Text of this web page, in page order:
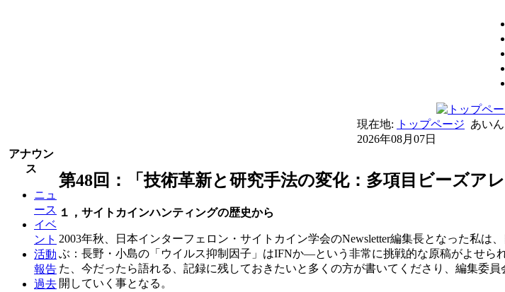
現在地: トップページ あい
2026年08月07日
アナウン
ス
ニュ
ース
イベ
ント
活動
報告
過去
第48回：「技術革新と研究手法の変化：多項目ビーズア
１，サイトカインハンティングの歴史から
2003年秋、日本インターフェロン・サイトカイン学会のNewsletter編集長となった私
ぶ：長野・小島の「ウイルス抑制因子」はIFNか―という非常に挑戦的な原稿がよせら
た、今だったら語れる、記録に残しておきたいと多くの方が書いてくださり、編集委
開していく事となる。